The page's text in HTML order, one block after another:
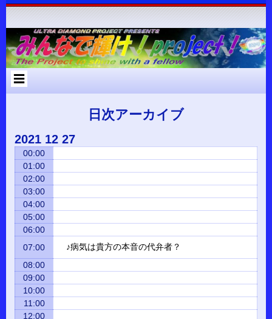
コ
ン
ツ
へ
ス
Skip
POSTS-
2
Skip
COMMENTS-
2
Skip
2
Skip
2
Skip
2
Skip
2
Skip
2
Skip
2
Skip
3
Skip
2
Skip
2
Skip
3
Skip
3
日次アーカイブ
2021 12 27
00:00
01:00
02:00
03:00
04:00
05:00
06:00
07:00
♪病気は貴方の本音の代弁者？
08:00
09:00
10:00
11:00
12:00